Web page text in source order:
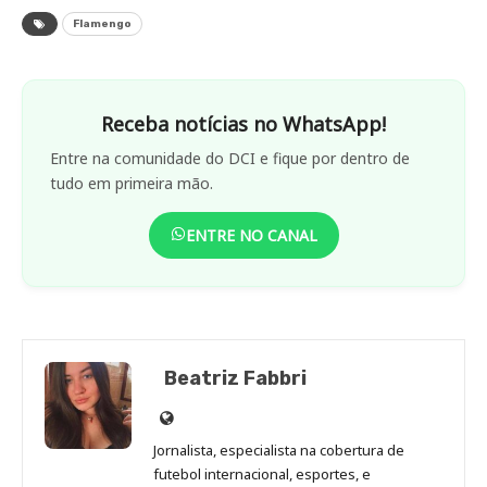
Flamengo
Receba notícias no WhatsApp!
Entre na comunidade do DCI e fique por dentro de
tudo em primeira mão.
ENTRE NO CANAL
Beatriz Fabbri
Site
de
Beatriz
Jornalista, especialista na cobertura de
futebol internacional, esportes, e